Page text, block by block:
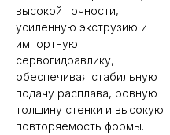
высокой точности,
усиленную экструзию и
импортную
сервогидравлику,
обеспечивая стабильную
подачу расплава, ровную
толщину стенки и высокую
повторяемость формы.